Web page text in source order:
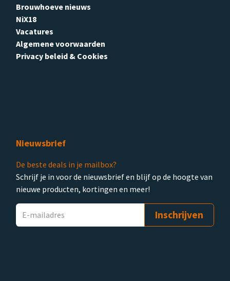
Brouwhoeve nieuws
NiX18
Vacatures
Algemene voorwaarden
Privacy beleid & Cookies
Nieuwsbrief
De beste deals in je mailbox?
Schrijf je in voor de nieuwsbrief en blijf op de hoogte van
nieuwe producten, kortingen en meer!
Inschrijven